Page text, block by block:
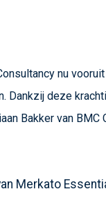
nu
deze
Bakker van
Merkato